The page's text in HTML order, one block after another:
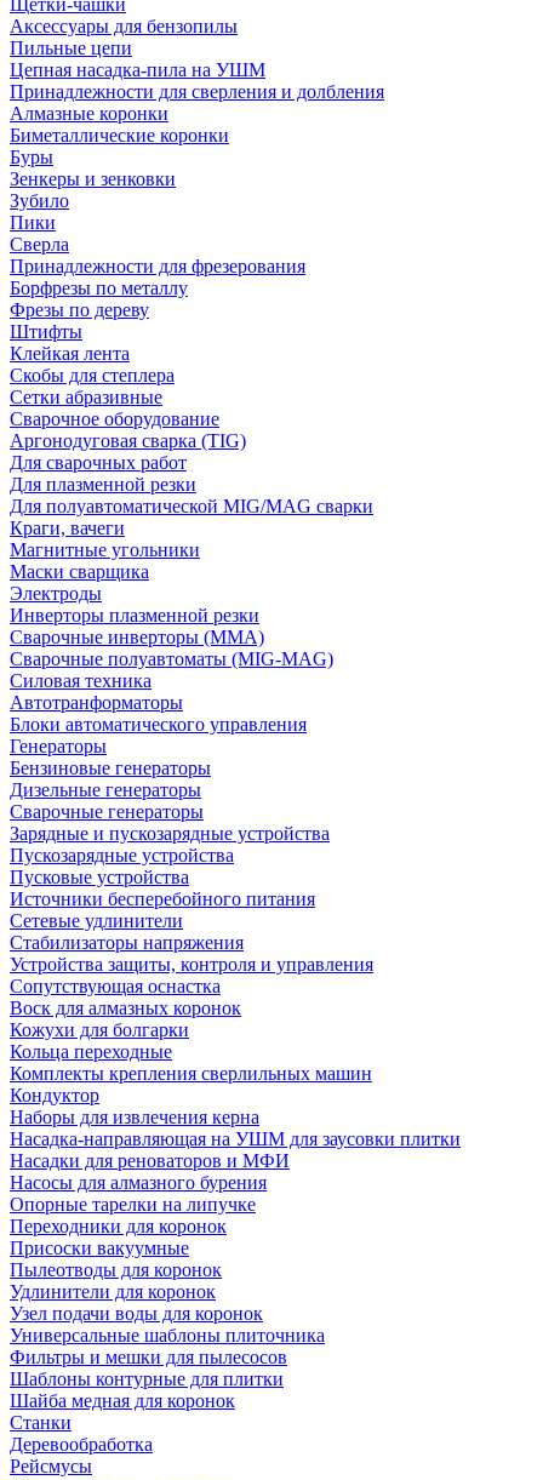
Щетки-чашки
Аксессуары для бензопилы
Пильные цепи
Цепная насадка-пила на УШМ
Принадлежности для сверления и долбления
Алмазные коронки
Биметаллические коронки
Буры
Зенкеры и зенковки
Зубило
Пики
Сверла
Принадлежности для фрезерования
Борфрезы по металлу
Фрезы по дереву
Штифты
Клейкая лента
Скобы для степлера
Сетки абразивные
Сварочное оборудование
Аргонодуговая сварка (TIG)
Для сварочных работ
Для плазменной резки
Для полуавтоматической MIG/MAG сварки
Краги, вачеги
Магнитные угольники
Маски сварщика
Электроды
Инверторы плазменной резки
Сварочные инверторы (MMA)
Сварочные полуавтоматы (MIG-MAG)
Силовая техника
Автотранформаторы
Блоки автоматического управления
Генераторы
Бензиновые генераторы
Дизельные генераторы
Сварочные генераторы
Зарядные и пускозарядные устройства
Пускозарядные устройства
Пусковые устройства
Источники бесперебойного питания
Сетевые удлинители
Стабилизаторы напряжения
Устройства защиты, контроля и управления
Сопутствующая оснастка
Воск для алмазных коронок
Кожухи для болгарки
Кольца переходные
Комплекты крепления сверлильных машин
Кондуктор
Наборы для извлечения керна
Насадка-направляющая на УШМ для заусовки плитки
Насадки для реноваторов и МФИ
Насосы для алмазного бурения
Опорные тарелки на липучке
Переходники для коронок
Присоски вакуумные
Пылеотводы для коронок
Удлинители для коронок
Узел подачи воды для коронок
Универсальные шаблоны плиточника
Фильтры и мешки для пылесосов
Шаблоны контурные для плитки
Шайба медная для коронок
Станки
Деревообработка
Рейсмусы